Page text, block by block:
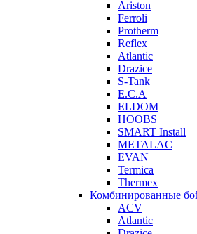
Ariston
Ferroli
Protherm
Reflex
Atlantic
Drazice
S-Tank
E.C.A
ELDOM
HOOBS
SMART Install
METALAC
EVAN
Termica
Thermex
Комбинированные
ACV
Atlantic